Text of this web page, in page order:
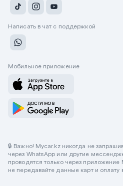
Написать в чат с поддержкой
Мобильное приложение
🔒 Важно! Mycar.kz никогда не
через WhatsApp или другие
проводятся только через приложение
не передавайте данные карт и